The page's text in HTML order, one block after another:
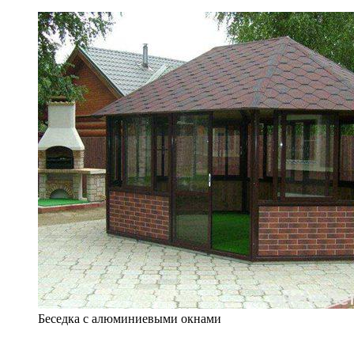
Беседка с алюминиевыми окнами